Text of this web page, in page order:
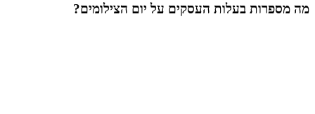
מה מספרות בעלות העסקים על יום הצילומים?